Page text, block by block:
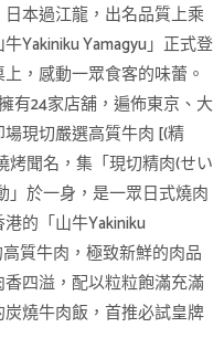
本過江龍，出名品質上乘
Yakiniku Yamagyu」正式登
，感動一眾食客的味蕾。
有24家店舖，遍佈東京、大
現切嚴選高質牛肉 [(精
烤聞名，集「現切精肉(せい
」於一身，是一眾日式燒肉
的「山牛Yakiniku
質牛肉，極致新鮮的肉品
四溢，配以粒粒飽滿充滿
燒牛肉飯，首推必試皇牌